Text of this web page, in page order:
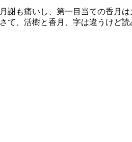
も痛いし、第一目当ての香月
、活樹と香月、字は違うけど